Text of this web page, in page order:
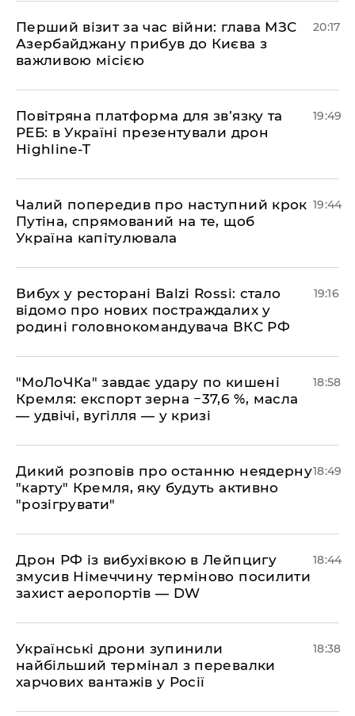
​Перший візит за час війни: глава МЗС
Азербайджану прибув до Києва з
важливою місією
20:17
​Повітряна платформа для зв’язку та
РЕБ: в Україні презентували дрон
Highline-T
19:49
​Чалий попередив про наступний крок
Путіна, спрямований на те, щоб
Україна капітулювала
19:44
​Вибух у ресторані Balzi Rossi: стало
відомо про нових постраждалих у
родині головнокомандувача ВКС РФ
19:16
​"МоЛоЧКа" завдає удару по кишені
Кремля: експорт зерна −37,6 %, масла
— удвічі, вугілля — у кризі
18:58
​Дикий розповів про останню неядерну
"карту" Кремля, яку будуть активно
"розігрувати"
18:49
​Дрон РФ із вибухівкою в Лейпцигу
змусив Німеччину терміново посилити
захист аеропортів — DW
18:44
​Українські дрони зупинили
найбільший термінал з перевалки
харчових вантажів у Росії
18:38